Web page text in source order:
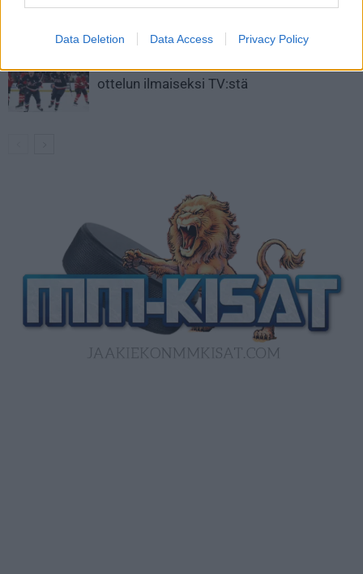
Data Deletion Data Access Privacy Policy
divisioonassa – sai samasta tilanteesta
ottelun ilmaiseksi TV:stä